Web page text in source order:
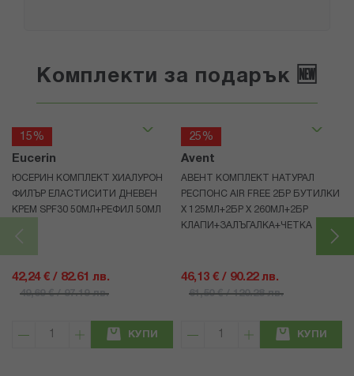
Комплекти за подарък 🆕
15%
Eucerin
ЮСЕРИН КОМПЛЕКТ ХИАЛУРОН
ФИЛЪР ЕЛАСТИСИТИ ДНЕВЕН
КРЕМ SPF30 50МЛ+РЕФИЛ 50МЛ
42,24 € / 82.61 лв.
49,69 € / 97.19 лв.
КУПИ
25%
Avent
АВЕНТ КОМПЛЕКТ НАТУРАЛ
РЕСПОНС AIR FREE 2БР БУТИЛКИ
Х 125МЛ+2БР Х 260МЛ+2БР
КЛАПИ+ЗАЛЪГАЛКА+ЧЕТКА
46,13 € / 90.22 лв.
61,50 € / 120.28 лв.
КУПИ